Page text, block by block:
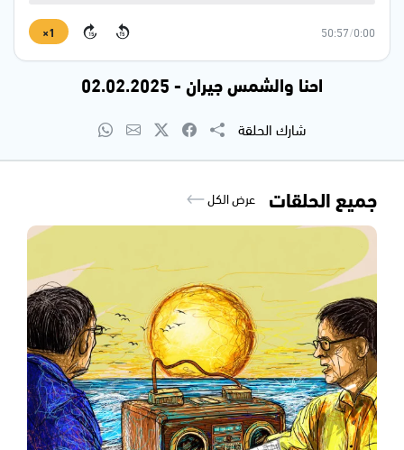
0:00
/
50:57
15
15
1×
احنا والشمس جيران - 02.02.2025
شارك الحلقة
جميع الحلقات عرض الكل